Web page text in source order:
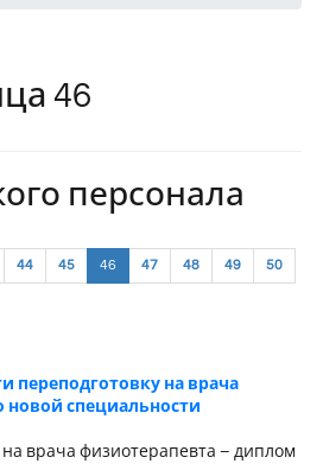
46
персонала
44 45 46(current)
47 48 49 50
переподготовку на врача
новой специальности
врача физиотерапевта – диплом